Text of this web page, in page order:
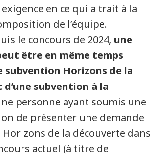
exigence en ce qui a trait à la
de l’équipe.
le concours de 2024, une
être en même temps
subvention Horizons de la
subvention à la
personne ayant soumis une
de présenter une demande
de la découverte dans
actuel (à titre de